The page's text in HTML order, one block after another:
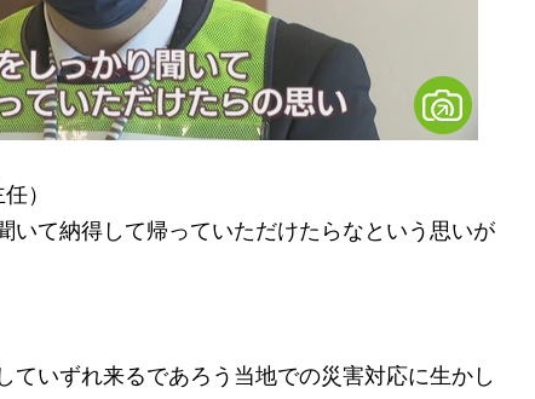
）
いて納得して帰っていただけたらなという思いが
ていずれ来るであろう当地での災害対応に生かし